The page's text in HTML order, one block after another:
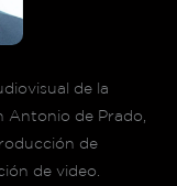
de la
Antonio de Prado,
de
de video.